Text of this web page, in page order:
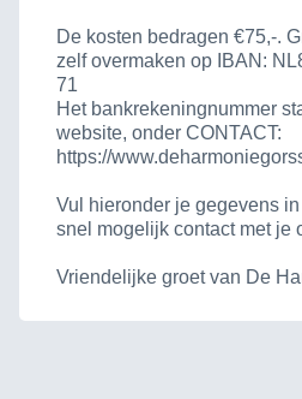
De kosten bedragen €75,-.
zelf overmaken op IBAN:
71
Het bankrekeningnummer
website, onder CONTACT:
https://
Vul hieronder je gegevens
snel mogelijk contact met je
Vriendelijke groet van De